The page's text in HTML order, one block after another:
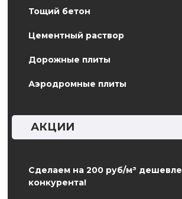
Тощий бетон
Цементный раствор
Дорожные плиты
Аэродромные плиты
АКЦИИ
Сделаем на 200 руб/м³ дешевле
конкурента!